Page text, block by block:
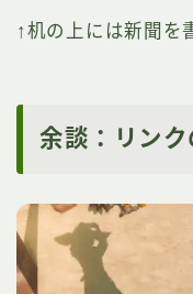
↑机の上には新聞を
余談：リン